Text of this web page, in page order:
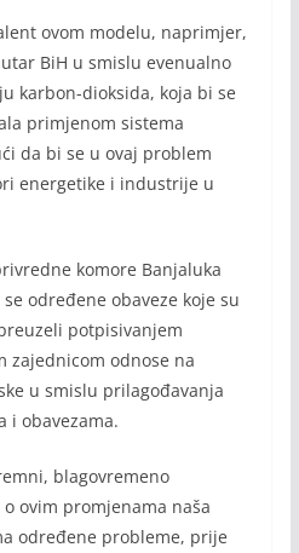
ovom modelu, naprimjer,
BiH u smislu evenualno
karbon-dioksida, koja bi se
primjenom sistema
da bi se u ovaj problem
energetike i industrije u
komore Banjaluka
određene obaveze koje su
potpisivanjem
zajednicom odnose na
u smislu prilagođavanja
i obavezama.
blagovremeno
ovim promjenama naša
određene probleme, prije